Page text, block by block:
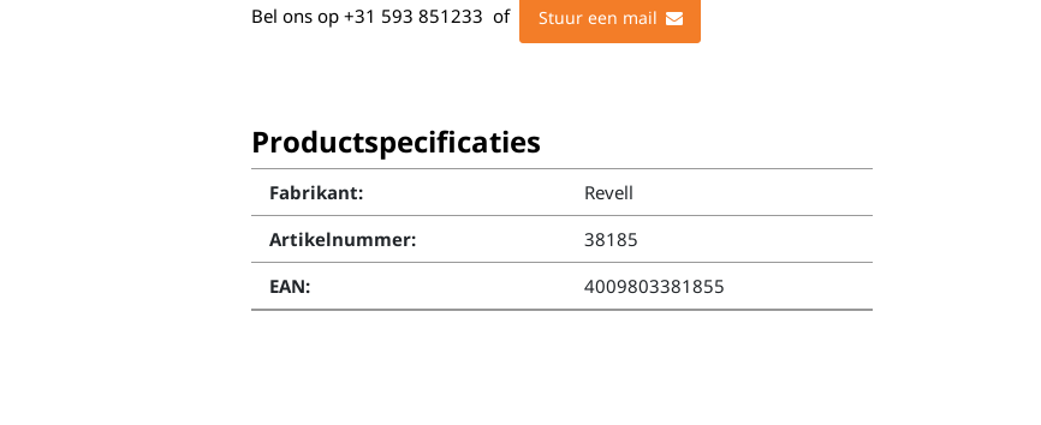
Bel ons op +31 593 851233 of Stuur een mail
Productspecificaties
Fabrikant:
Revell
Artikelnummer:
38185
EAN:
4009803381855